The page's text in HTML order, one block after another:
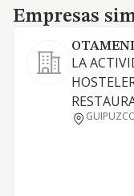
Empresas similares
Empresas
LA